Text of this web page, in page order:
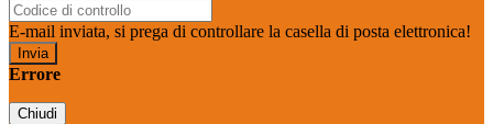
E-mail inviata, si prega di controllare la casella di posta elettronica!
Errore
Chiudi